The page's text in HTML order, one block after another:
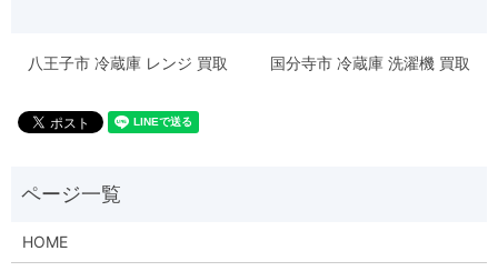
八王子市 冷蔵庫 レンジ 買取 国分寺市 冷蔵庫 洗濯機 買取
HOME